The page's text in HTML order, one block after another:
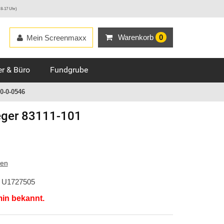
17 Uhr)
Warenkorb 0
Mein Screenmaxx
& Büro Fundgrube
0-0546
83111-101
U1727505
bekannt.